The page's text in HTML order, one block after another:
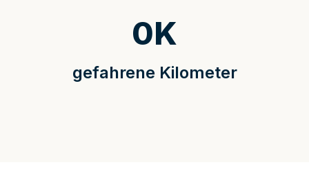
gefahrene Kilometer
0K